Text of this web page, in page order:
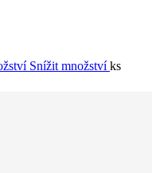
Snížit množstvíks